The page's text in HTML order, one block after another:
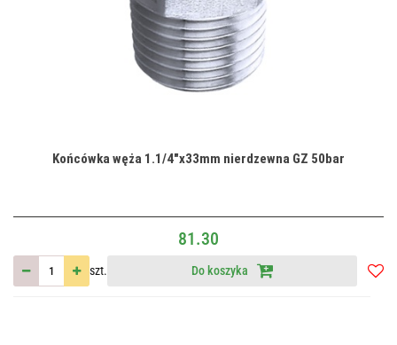
Końcówka węża 1.1/4"x33mm nierdzewna GZ 50bar
81.30
szt. Do koszyka